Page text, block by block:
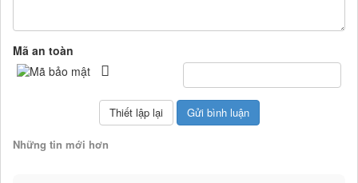
Mã an toàn
Những tin mới hơn